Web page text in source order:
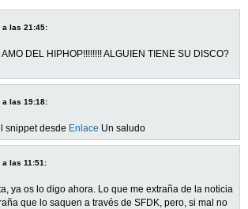
a las 21:45:
DEL HIPHOP!!!!!!!! ALGUIEN TIENE SU DISCO?
a las 19:18:
snippet desde Enlace Un saludo
a las 11:51:
ya os lo digo ahora. Lo que me extraña de la noticia
que lo saquen a través de SFDK, pero, si mal no